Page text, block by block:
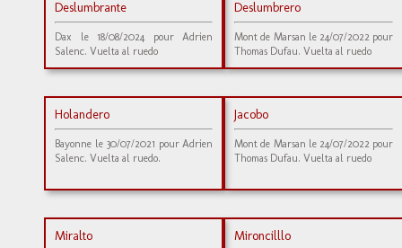
Deslumbrante
Dax le 18/08/2024 pour Adrien
Salenc. Vuelta al ruedo
Deslumbrero
Mont de Marsan le 24/07/2022 pour
Thomas Dufau. Vuelta al ruedo
Holandero
Bayonne le 30/07/2021 pour Adrien
Salenc. Vuelta al ruedo.
Jacobo
Mont de Marsan le 24/07/2022 pour
Thomas Dufau. Vuelta al ruedo
Miralto Mironcilllo